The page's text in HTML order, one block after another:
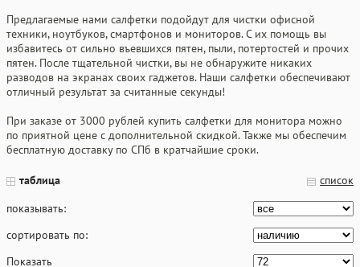
Предлагаемые нами салфетки подойдут для чистки офисной
техники, ноутбуков, смартфонов и мониторов. С их помощь вы
избавитесь от сильно въевшихся пятен, пыли, потертостей и прочих
пятен. После тщательной чистки, вы не обнаружите никаких
разводов на экранах своих гаджетов. Наши салфетки обеспечивают
отличный результат за считанные секунды!
При заказе от 3000 рублей купить салфетки для монитора можно
по приятной цене с дополнительной скидкой. Также мы обеспечим
бесплатную доставку по СПб в кратчайшие сроки.
таблица
список
показывать:
сортировать по:
Показать